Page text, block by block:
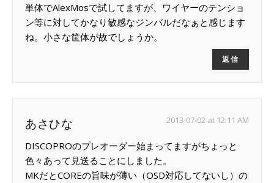
単体でAlexMosで試してますが、ワイヤーのテンショ
ン等に対してかなり敏感なジンバルだなぁと感じます
ね。小さな筐体が故でしょうか。
返信
あさひな 2013-07-02 at 12:11 AM
DISCOPROのプレオーダー始まってますがちょっと
色々あって見送ることにしました。
MKだとCOREの旨味が薄い（OSD対応してないし）の